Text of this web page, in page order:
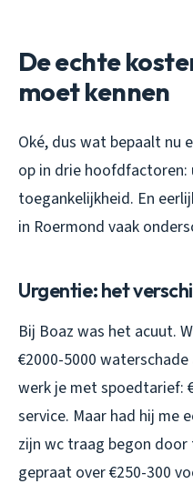
De echte
moet kennen
Oké, dus wat bepaalt nu
op in drie
toegankelijkheid. En
in Roermond vaak
Urgentie: het
Bij Boaz was het acuut.
€2000-5000
werk je met spoedtarief:
service. Maar had hij me
zijn wc traag begon door
gepraat over €250-300